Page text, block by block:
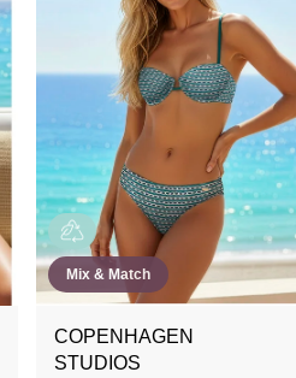
Mix & Match
COPENHAGEN
STUDIOS